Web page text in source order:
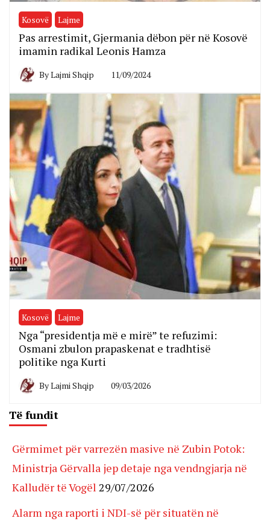
Kosovë Lajme
Pas arrestimit, Gjermania dëbon për në Kosovë
imamin radikal Leonis Hamza
ByLajmi Shqip 11/09/2024
Kosovë Lajme
Nga “presidentja më e mirë” te refuzimi:
Osmani zbulon prapaskenat e tradhtisë
politike nga Kurti
ByLajmi Shqip 09/03/2026
Të fundit
Gërmimet për varrezën masive në Zubin Potok:
Ministrja Gërvalla jep detaje nga vendngjarja në
Kalludër të Vogël 29/07/2026
Alarm nga raporti i NDI-së për situatën në